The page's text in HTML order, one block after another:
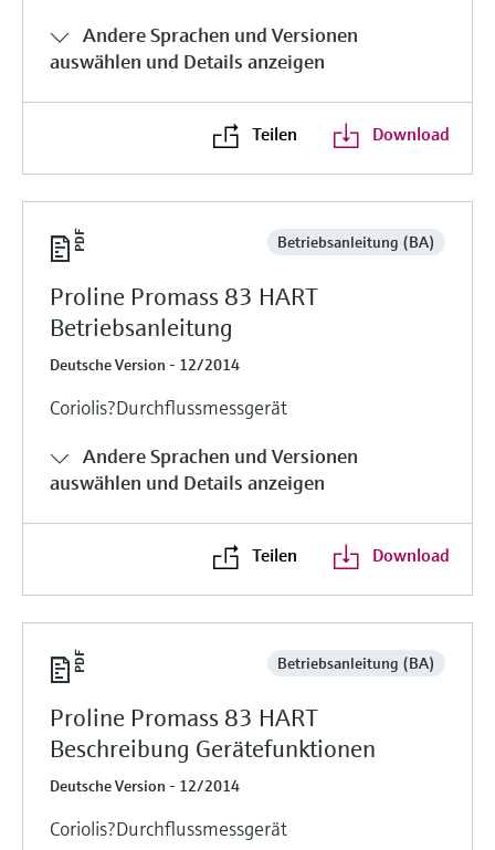
Andere Sprachen und Versionen
auswählen und Details anzeigen
Teilen Download
Betriebsanleitung (BA)
Proline Promass 83 HART
Betriebsanleitung
Deutsche Version - 12/2014
Coriolis?Durchflussmessgerät
Andere Sprachen und Versionen
auswählen und Details anzeigen
Teilen Download
Betriebsanleitung (BA)
Proline Promass 83 HART
Beschreibung Gerätefunktionen
Deutsche Version - 12/2014
Coriolis?Durchflussmessgerät